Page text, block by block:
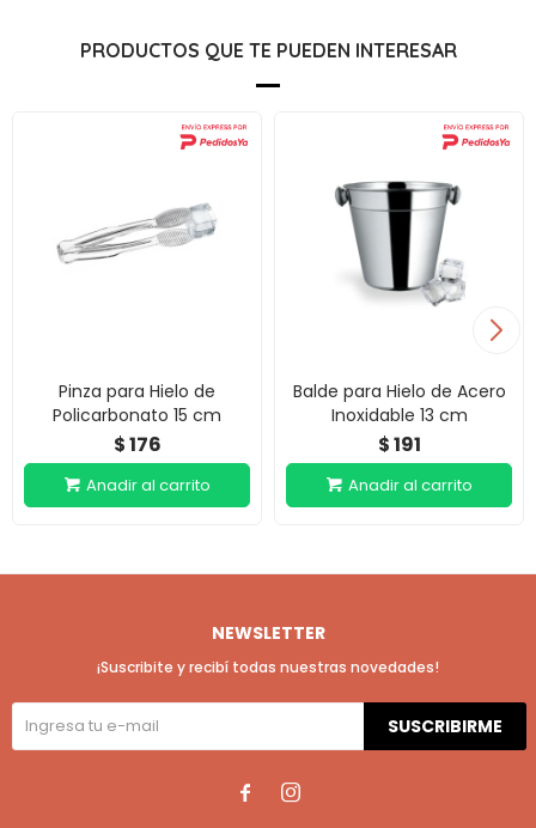
PRODUCTOS QUE TE PUEDEN INTERESAR
Pinza para Hielo de
Policarbonato 15 cm
$176
Balde para Hielo de Acero
Inoxidable 13 cm
$191
NEWSLETTER
¡Suscribite y recibí todas nuestras novedades!
SUSCRIBIRME
 